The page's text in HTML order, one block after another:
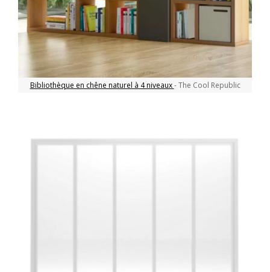
Bibliothèque en chêne naturel à 4 niveaux- The Cool Republic